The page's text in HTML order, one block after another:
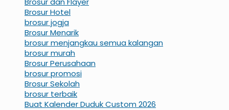
Brosur Hotel
brosur jogja
Brosur Menarik
brosur menjangkau semua kalangan
brosur murah
Brosur Perusahaan
brosur promosi
Brosur Sekolah
brosur terbaik
Buat Kalender Duduk Custom 2026